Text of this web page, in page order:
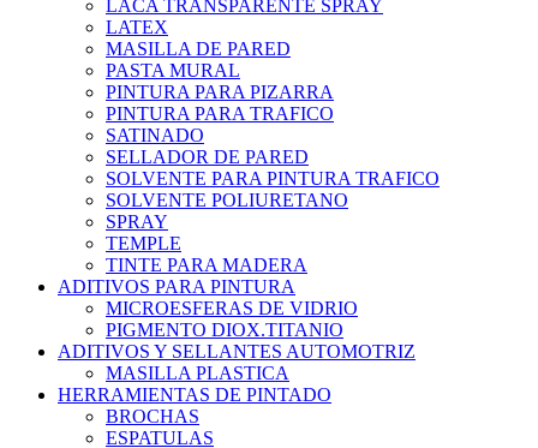
LACA TRANSPARENTE SPRAY
LATEX
MASILLA DE PARED
PASTA MURAL
PINTURA PARA PIZARRA
PINTURA PARA TRAFICO
SATINADO
SELLADOR DE PARED
SOLVENTE PARA PINTURA TRAFICO
SOLVENTE POLIURETANO
SPRAY
TEMPLE
TINTE PARA MADERA
ADITIVOS PARA PINTURA
MICROESFERAS DE VIDRIO
PIGMENTO DIOX.TITANIO
ADITIVOS Y SELLANTES AUTOMOTRIZ
MASILLA PLASTICA
HERRAMIENTAS DE PINTADO
BROCHAS
ESPATULAS